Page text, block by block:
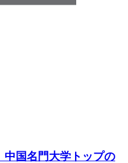
国名門大学トップの